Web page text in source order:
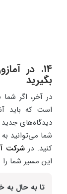
14. در
بگیرید
در آخر، اگر
است که باید
دیدگاه‌های
شما می‌توانید
کنید. در شرکت
این مسیر شما را
تا به حال به